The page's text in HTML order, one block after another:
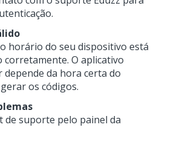
horário do seu dispositivo está
corretamente. O aplicativo
da hora certa do
os códigos.
de suporte pelo painel da